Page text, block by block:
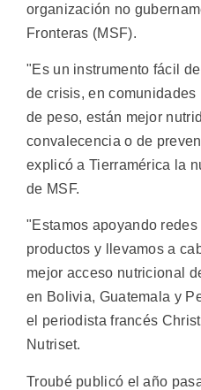
organización no
Fronteras (MSF).
"Es un instrumento fácil
de crisis, en
de peso, están mejor
convalecencia o de
explicó a Tierramérica la
de MSF.
"Estamos apoyando
productos y llevamos a
mejor acceso nutricional
en Bolivia, Guatemala y
el periodista francés
Nutriset.
Troubé publicó el año